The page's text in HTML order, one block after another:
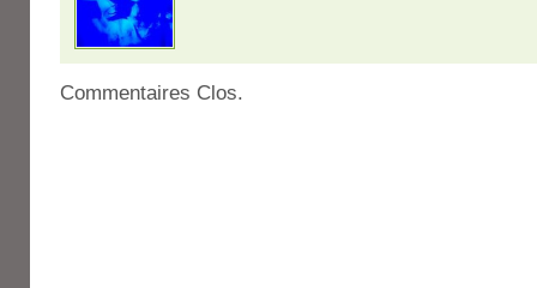
Commentaires Clos.